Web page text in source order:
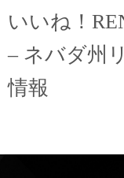
いいね！
– ネバダ州
情報